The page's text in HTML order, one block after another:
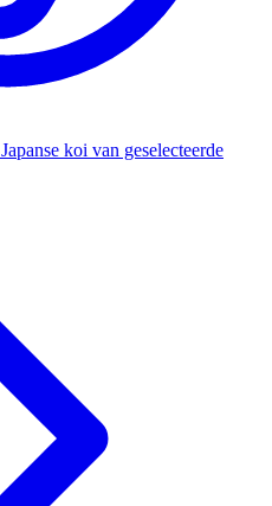
Japanse koi van geselecteerde